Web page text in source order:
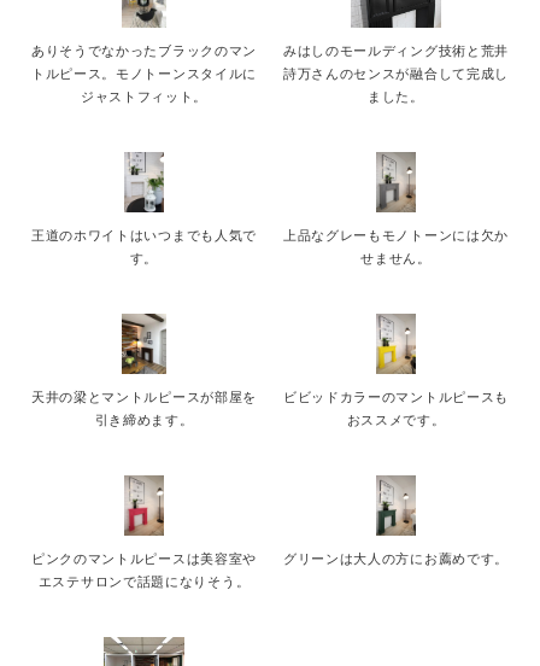
ありそうでなかったブラックのマン
トルピース。モノトーンスタイルに
ジャストフィット。
みはしのモールディング技術と荒井
詩万さんのセンスが融合して完成し
ました。
王道のホワイトはいつまでも人気で
す。
上品なグレーもモノトーンには欠か
せません。
天井の梁とマントルピースが部屋を
引き締めます。
ビビッドカラーのマントルピースも
おススメです。
ピンクのマントルピースは美容室や
エステサロンで話題になりそう。
グリーンは大人の方にお薦めです。